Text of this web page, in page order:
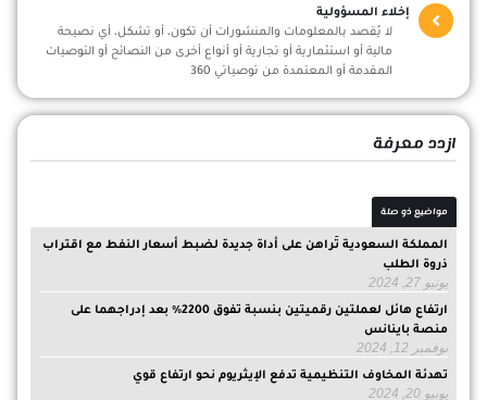
إخلاء المسؤولية
لا يُقصد بالمعلومات والمنشورات أن تكون، أو تشكل، أي نصيحة
مالية أو استثمارية أو تجارية أو أنواع أخرى من النصائح أو التوصيات
المقدمة أو المعتمدة من توصياتي 360
ازدد معرفة
مواضيع ذو صلة
المملكة السعودية تُراهن على أداة جديدة لضبط أسعار النفط مع اقتراب
ذروة الطلب
يونيو 27, 2024
ارتفاع هائل لعملتين رقميتين بنسبة تفوق 2200% بعد إدراجهما على
منصة باينانس
نوفمبر 12, 2024
تهدئة المخاوف التنظيمية تدفع الإيثريوم نحو ارتفاع قوي
يونيو 20, 2024